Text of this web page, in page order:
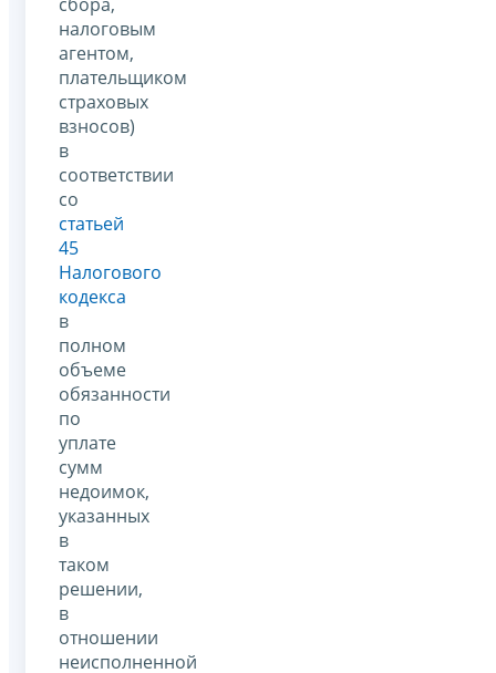
налоговым
агентом,
плательщиком
страховых
взносов)
в
соответствии
со
статьей
45
Налогового
кодекса
в
полном
объеме
обязанности
по
уплате
сумм
недоимок,
указанных
в
таком
решении,
в
отношении
неисполненной